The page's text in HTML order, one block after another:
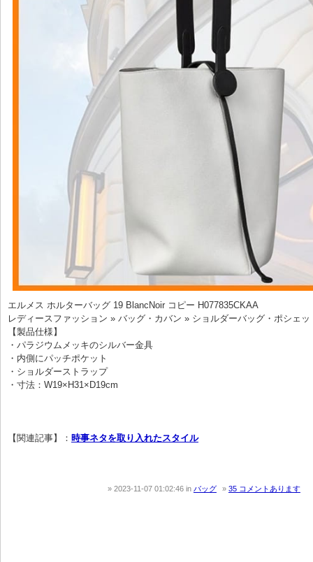
エルメス ホルターバッグ 19 BlancNoir コピー H077835CKAA
レディースファッション » バッグ・カバン » ショルダーバッグ・ポシェッ
【製品仕様】
・パラジウムメッキのシルバー金具
・内側にパッチポケット
・ショルダーストラップ
・寸法：W19×H31×D19cm
【関連記事】： 時事ネタを取り入れたスタイル
2023-11-07 01:02:46 in バッグ 35 コメントあります